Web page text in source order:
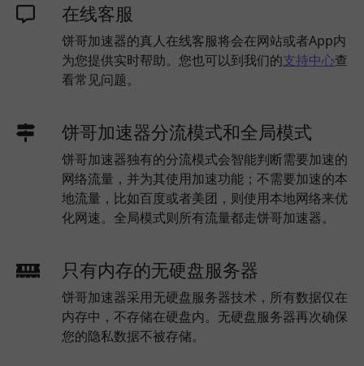
在线客服
饼哥加速器的真人在线客服将会在网站或者App内
为您提供实时帮助。您也可以到我们的支持中心查
看常见问题。
饼哥加速器分流模式和全局模式
饼哥加速器独有的分流模式会智能判断需要加速的
网络流量，并为其使用加速功能；不需要加速的本
地流量，比如百度或者美团，则使用本地网络来优
化网速。全局模式则所有流量都走饼哥加速器。
只有内存的无硬盘服务器
饼哥加速器采用无硬盘服务器技术，所有数据仅在
内存中，不存储在硬盘内。无硬盘服务器再次确保
您的隐私数据不被存储。